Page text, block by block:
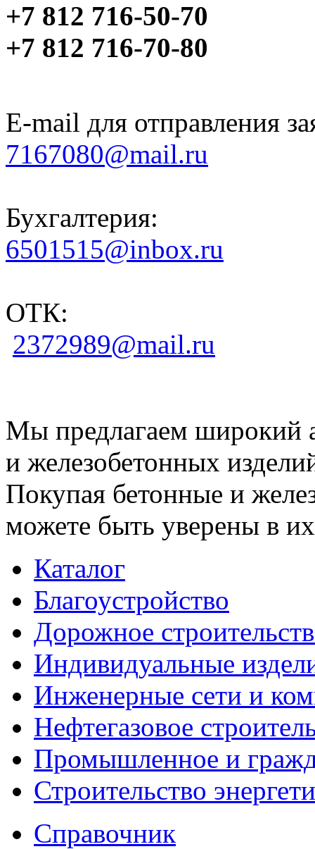
+7 812 716-50-70
+7 812 716-70-80
E-mail для отправления
7167080@mail.ru
Бухгалтерия:
6501515@inbox.ru
ОТК:
2372989@mail.ru
Мы предлагаем широкий
и железобетонных
Покупая бетонные и
можете быть уверены в их
Каталог
Благоустройство
Дорожное
Индивидуальные
Инженерные сети и
Нефтегазовое
Промышленное и
Строительство
Справочник